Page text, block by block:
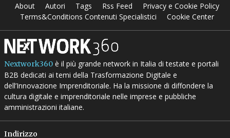
About Autori Tags Rss Feed
Privacy e Cookie Policy
Terms&Conditions Contenuti Specialistici
Cookie Center
Nextwork360è il più grande network in Italia di testate e portali
B2B dedicati ai temi della Trasformazione Digitale e
dell’Innovazione Imprenditoriale. Ha la missione di diffondere la
cultura digitale e imprenditoriale nelle imprese e pubbliche
amministrazioni italiane.
Indirizzo